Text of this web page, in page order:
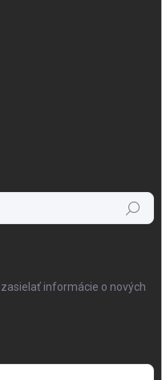
Hľadať
informácie o nových